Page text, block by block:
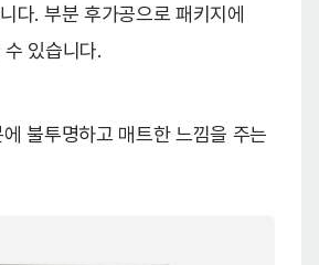
다. 부분 후가공으로 패키지에
있습니다.
불투명하고 매트한 느낌을 주는